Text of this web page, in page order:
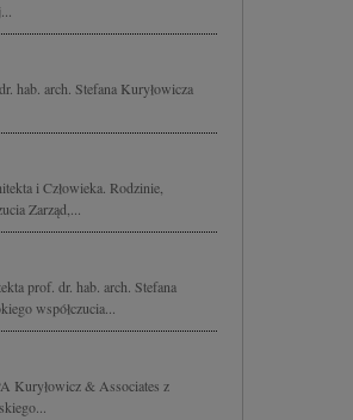
hab. arch. Stefana Kuryłowicza
i Człowieka. Rodzinie,
Zarząd,...
prof. dr. hab. arch. Stefana
współczucia...
Kuryłowicz & Associates z